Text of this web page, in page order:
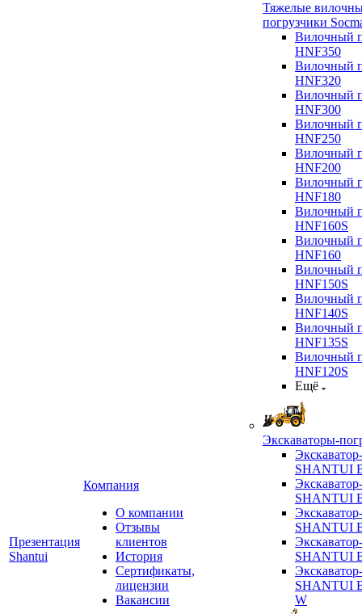
Презентация
Shantui
Компания
О компании
Отзывы
клиентов
История
Сертификаты,
лицензии
Вакансии
Тяжелые
погрузчики
Вилочный
HNF350
Вилочный
HNF320
Вилочный
HNF300
Вилочный
HNF250
Вилочный
HNF200
Вилочный
HNF180
Вилочный
HNF160S
Вилочный
HNF160
Вилочный
HNF150S
Вилочный
HNF140S
Вилочный
HNF135S
Вилочный
HNF120S
Ещё
Экскаваторы-
SHANTUI
SHANTUI
SHANTUI
SHANTUI
SHANTUI
W